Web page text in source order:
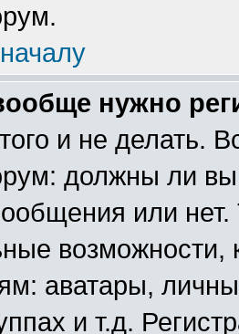
нужно
и не делать.
должны ли вы
или
аватары,
и т.д.